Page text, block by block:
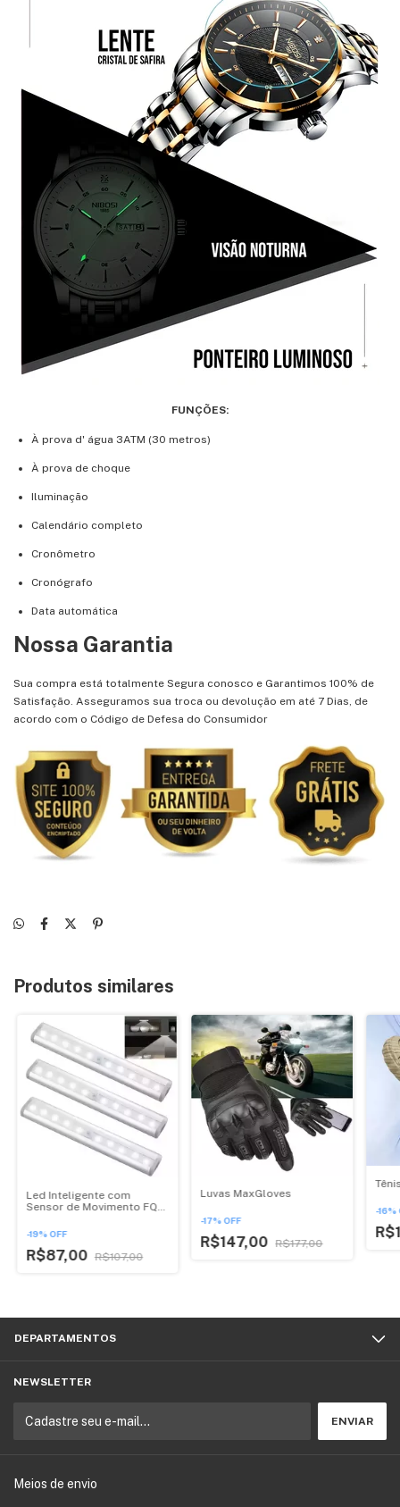
FUNÇÕES:
À prova d' água 3ATM (30 metros)
À prova de choque
Iluminação
Calendário completo
Cronômetro
Cronógrafo
Data automática
Nossa Garantia
Sua compra está totalmente Segura conosco e Garantimos 100% de
Satisfação. Asseguramos sua troca ou devolução em até 7 Dias, de
acordo com o Código de Defesa do Consumidor
Produtos similares
Led Inteligente com
Sensor de Movimento FQ
-19%OFF
R$87,00 R$107,00
Luvas MaxGloves
-17%OFF
R$147,00 R$177,00
-16%
DEPARTAMENTOS
NEWSLETTER
Meios de envio